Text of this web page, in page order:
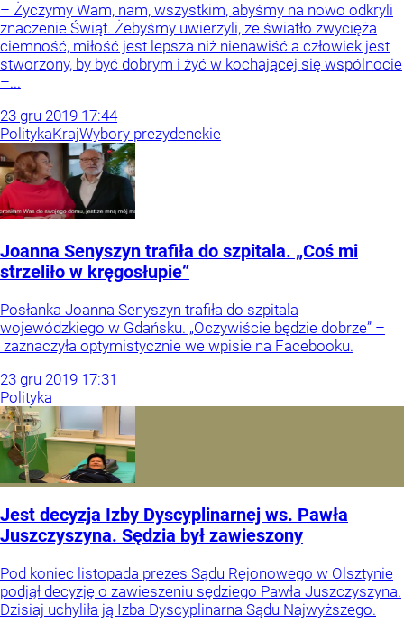
– Życzymy Wam, nam, wszystkim, abyśmy na nowo odkryli
znaczenie Świąt. Żebyśmy uwierzyli, ze światło zwycięża
ciemność, miłość jest lepsza niż nienawiść a człowiek jest
stworzony, by być dobrym i żyć w kochającej się wspólnocie
–...
23 gru 2019 17:44
PolitykaKrajWybory prezydenckie
Joanna Senyszyn trafiła do szpitala. „Coś mi
strzeliło w kręgosłupie”
Posłanka Joanna Senyszyn trafiła do szpitala
wojewódzkiego w Gdańsku. „Oczywiście będzie dobrze” –
zaznaczyła optymistycznie we wpisie na Facebooku.
23 gru 2019 17:31
Polityka
Jest decyzja Izby Dyscyplinarnej ws. Pawła
Juszczyszyna. Sędzia był zawieszony
Pod koniec listopada prezes Sądu Rejonowego w Olsztynie
podjął decyzję o zawieszeniu sędziego Pawła Juszczyszyna.
Dzisiaj uchyliła ją Izba Dyscyplinarna Sądu Najwyższego.